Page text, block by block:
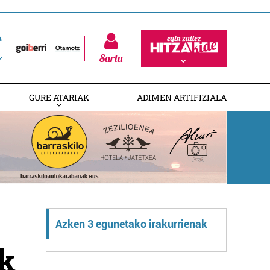
Sartu
GURE ATARIAK ADIMEN ARTIFIZIALA
Azken 3 egunetako irakurrienak